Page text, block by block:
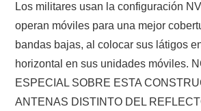
Los militares usan la configuración
operan móviles para una mejor
bandas bajas, al colocar sus látigos
horizontal en sus unidades móviles.
ESPECIAL SOBRE ESTA
ANTENAS DISTINTO DEL